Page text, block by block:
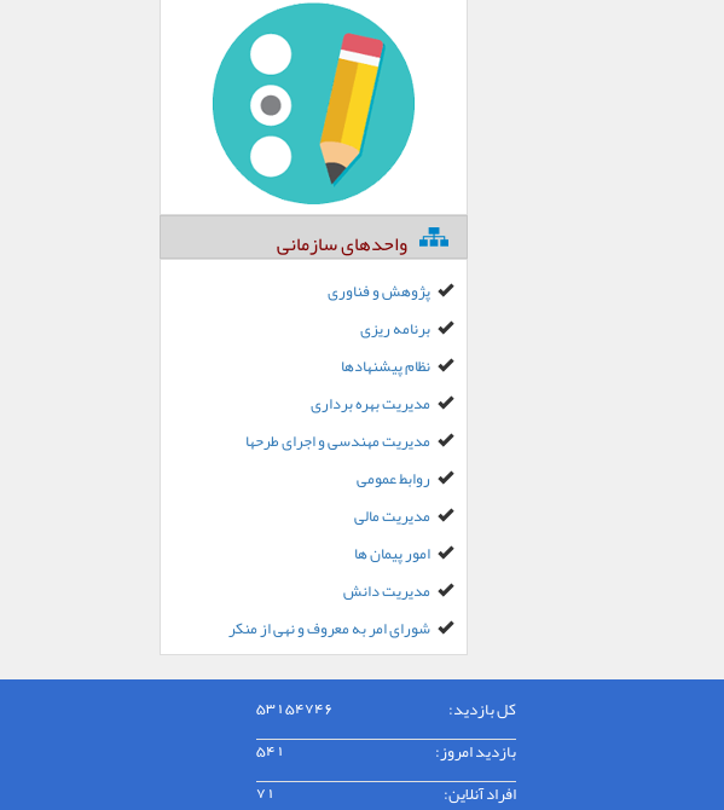
واحدهای سازمانی
پژوهش و فناوری
برنامه ریزی
نظام پیشنهادها
مدیریت بهره برداری
مدیریت مهندسی و اجرای طرحها
روابط عمومی
مدیریت مالی
امور پیمان ها
مدیریت دانش
شورای امر به معروف و نهی از منکر
کل بازدید: 53154746
بازدید امروز: 541
افراد آنلاین: 71